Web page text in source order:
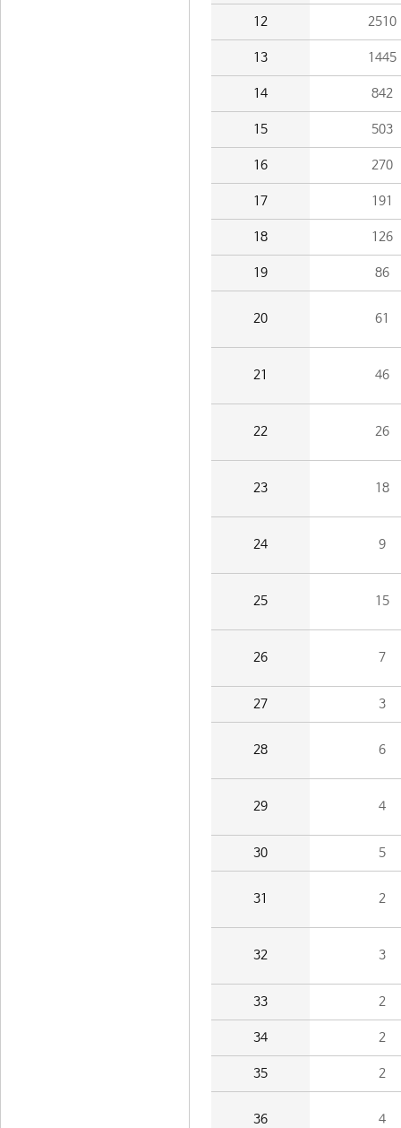
12 2510
13 1445
14 842
15 503
16 270
17 191
18 126
19 86
20 61
21 46
22 26
23 18
24 9
25 15
26 7
27 3
28 6
29 4
30 5
31 2
32 3
33 2
34 2
35 2
36 4